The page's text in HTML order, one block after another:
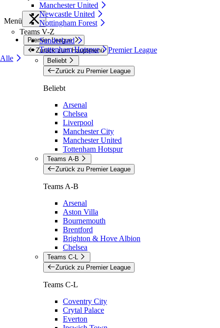
Manchester United
Newcastle United
Nottingham Forest
Teams V-Z
Sunderland
Tottenham Hotspur
Alle
Menü
Premier League
Zurück zum Hauptmenü Premier League
Beliebt
Zurück zu Premier League
Beliebt
Arsenal
Chelsea
Liverpool
Manchester City
Manchester United
Tottenham Hotspur
Teams A-B
Zurück zu Premier League
Teams A-B
Arsenal
Aston Villa
Bournemouth
Brentford
Brighton & Hove Albion
Chelsea
Teams C-L
Zurück zu Premier League
Teams C-L
Coventry City
Crytal Palace
Everton